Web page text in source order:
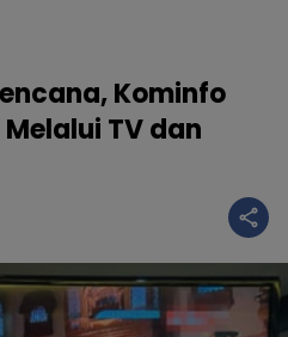
Kominfo
TV dan